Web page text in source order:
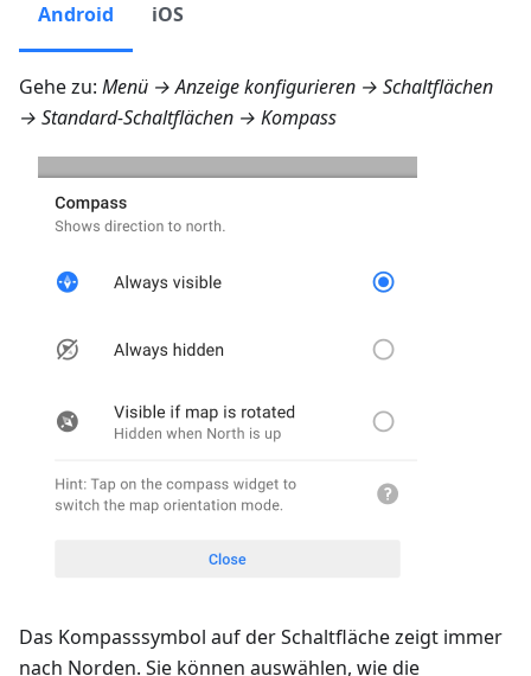
Android iOS
Gehe zu: Menü → Anzeige konfigurieren → Schaltflächen
→ Standard-Schaltflächen → Kompass
Das Kompasssymbol auf der Schaltfläche zeigt immer
nach Norden. Sie können auswählen, wie die